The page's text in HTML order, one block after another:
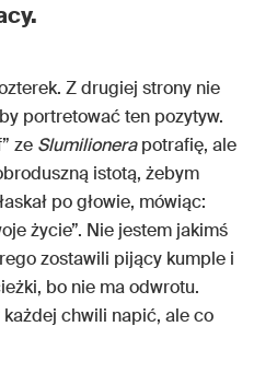
Z drugiej strony nie
portretować ten pozytyw.
ze Slumilionerapotrafię, ale
istotą, żebym
po głowie, mówiąc:
życie”. Nie jestem jakimś
zostawili pijący kumple i
bo nie ma odwrotu.
chwili napić, ale co